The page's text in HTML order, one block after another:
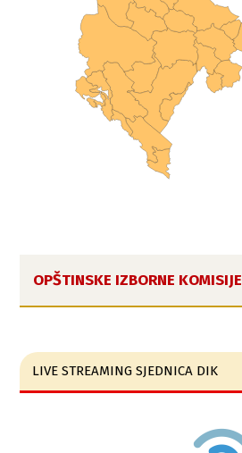
OPŠTINSKE IZBORNE KOMISIJE
LIVE STREAMING SJEDNICA DIK